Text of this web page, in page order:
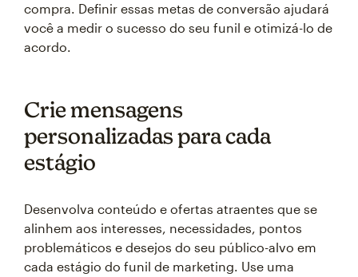
compra. Definir essas metas de conversão ajudará
você a medir o sucesso do seu funil e otimizá-lo de
acordo.
Crie mensagens
personalizadas para cada
estágio
Desenvolva conteúdo e ofertas atraentes que se
alinhem aos interesses, necessidades, pontos
problemáticos e desejos do seu público-alvo em
cada estágio do funil de marketing. Use uma